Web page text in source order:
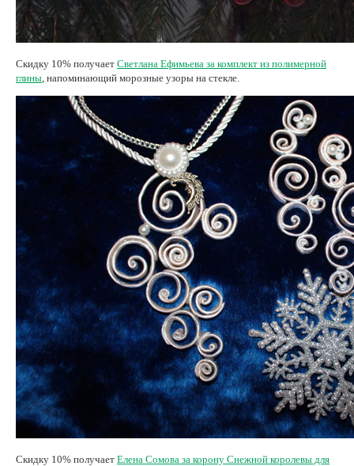
Скидку 10% получает Светлана Ефимьева за комплект из полимерной
глины , напоминающий морозные узоры на стекле.
Скидку 10% получает Елена Сомова за корону Снежной королевы для